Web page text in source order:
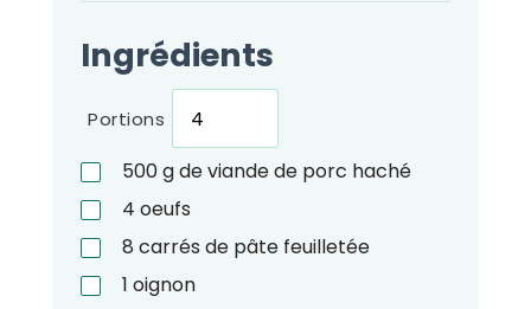
Ingrédients
Portions
500gde viande de porc haché
4 oeufs
8 carrés de pâte feuilletée
1 oignon